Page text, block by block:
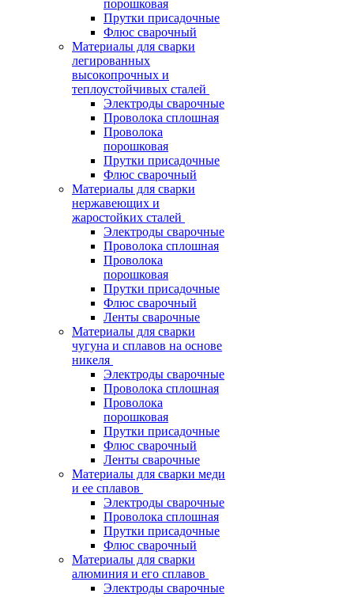
порошковая
Прутки присадочные
Флюс сварочный
Материалы для сварки
легированных
высокопрочных и
теплоустойчивых сталей
Электроды сварочные
Проволока сплошная
Проволока
порошковая
Прутки присадочные
Флюс сварочный
Материалы для сварки
нержавеющих и
жаростойких сталей
Электроды сварочные
Проволока сплошная
Проволока
порошковая
Прутки присадочные
Флюс сварочный
Ленты сварочные
Материалы для сварки
чугуна и сплавов на основе
никеля
Электроды сварочные
Проволока сплошная
Проволока
порошковая
Прутки присадочные
Флюс сварочный
Ленты сварочные
Материалы для сварки меди
и ее сплавов
Электроды сварочные
Проволока сплошная
Прутки присадочные
Флюс сварочный
Материалы для сварки
алюминия и его сплавов
Электроды сварочные